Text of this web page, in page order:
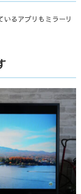
るアプリもミラーリ